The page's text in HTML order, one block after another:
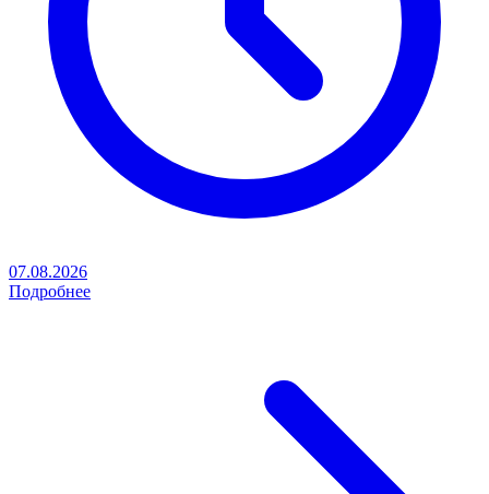
07.08.2026
Подробнее